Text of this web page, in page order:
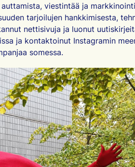
viestintää ja
tarjoilujen hankkimisesta,
nettisivuja ja luonut
ja kontaktoinut Instagramin
somessa.